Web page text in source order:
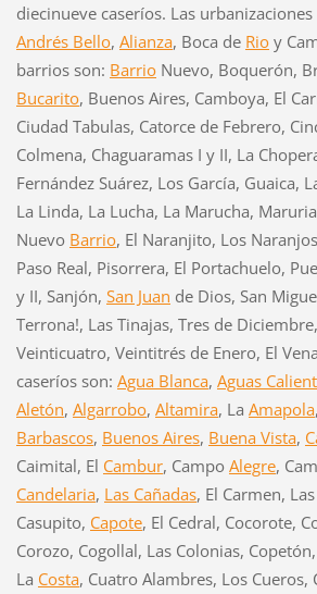
diecinueve caseríos. Las urbanizaciones
Andrés Bello, Alianza, Boca de Rioy
barrios son: BarrioNuevo, Boquerón,
Bucarito, Buenos Aires, Camboya, El
Ciudad Tabulas, Catorce de Febrero,
Colmena, Chaguaramas I y II, La
Fernández Suárez, Los García, Guaica,
La Linda, La Lucha, La Marucha,
Nuevo Barrio, El Naranjito, Los
Paso Real, Pisorrera, El Portachuelo,
y II, Sanjón, San Juan de Dios, San
Terrona!, Las Tinajas, Tres de
Veinticuatro, Veintitrés de Enero, El
caseríos son: Agua Blanca, Aguas
Aletón, Algarrobo, Altamira, La Amapola,
Barbascos, Buenos Aires, Buena Vista,
Caimital, El Cambur, Campo Alegre,
Candelaria, Las Cañadas, El Carmen,
Casupito, Capote, El Cedral, Cocorote,
Corozo, Cogollal, Las Colonias,
La Costa, Cuatro Alambres, Los Cueros,